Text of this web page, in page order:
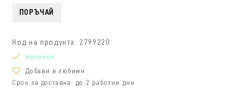
ПОРЪЧАЙ
Код на продукта: 2799220
Наличен
Добави в любими
Срок за доставка: до 2 работни дни